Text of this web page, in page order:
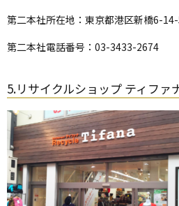
第二本社所在地：東京都港区新橋6-
第二本社電話番号：03-3433-2674
5.リサイクルショップ ティファ